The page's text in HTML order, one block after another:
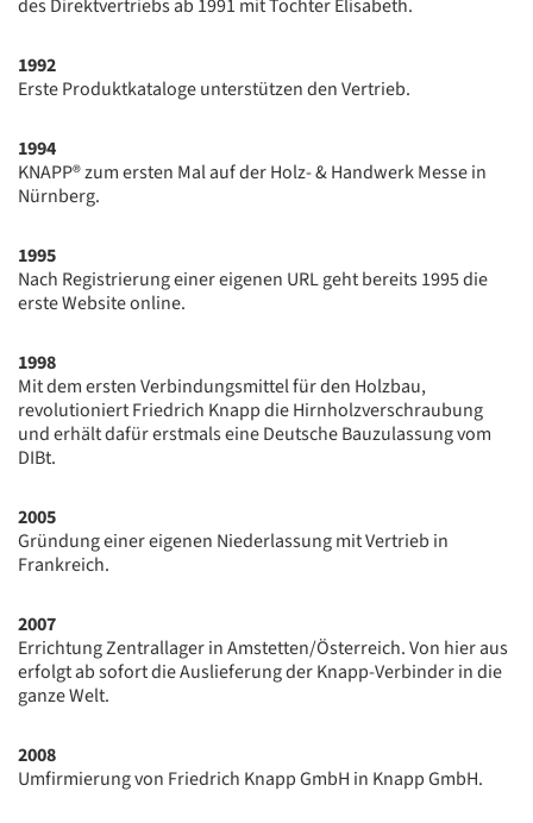
des Direktvertriebs ab 1991 mit Tochter Elisabeth.
1992
Erste Produktkataloge unterstützen den Vertrieb.
1994
KNAPP® zum ersten Mal auf der Holz- & Handwerk Messe in
Nürnberg.
1995
Nach Registrierung einer eigenen URL geht bereits 1995 die
erste Website online.
1998
Mit dem ersten Verbindungsmittel für den Holzbau,
revolutioniert Friedrich Knapp die Hirnholzverschraubung
und erhält dafür erstmals eine Deutsche Bauzulassung vom
DIBt.
2005
Gründung einer eigenen Niederlassung mit Vertrieb in
Frankreich.
2007
Errichtung Zentrallager in Amstetten/Österreich. Von hier aus
erfolgt ab sofort die Auslieferung der Knapp-Verbinder in die
ganze Welt.
2008
Umfirmierung von Friedrich Knapp GmbH in Knapp GmbH.